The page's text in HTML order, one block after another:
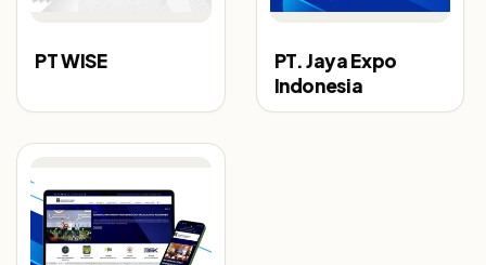
PT WISE
PT. Jaya Expo
Indonesia